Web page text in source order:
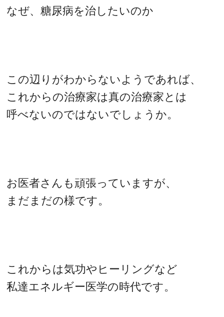
なぜ、糖尿病を治したいのか
この辺りがわからないようであれば、
これからの治療家は真の治療家とは
呼べないのではないでしょうか。
お医者さんも頑張っていますが、
まだまだの様です。
これからは気功やヒーリングなど
私達エネルギー医学の時代です。